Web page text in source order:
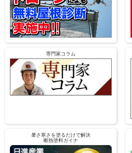
専門家コラム
暑さ寒さを塗るだけで解決
断熱塗料ガイナ